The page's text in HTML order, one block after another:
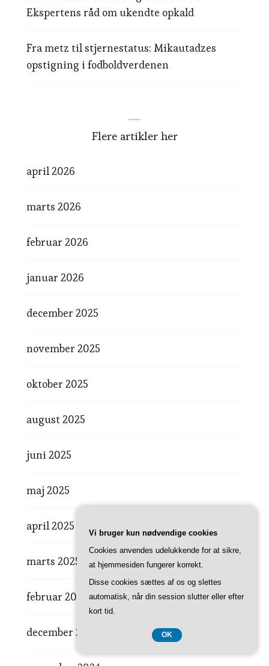
Ekspertens råd om ukendte opkald
Fra metz til stjernestatus: Mikautadzes
opstigning i fodboldverdenen
Flere artikler her
april 2026
marts 2026
februar 2026
januar 2026
december 2025
november 2025
oktober 2025
august 2025
juni 2025
maj 2025
april 2025
marts 2025
februar 2025
december 2024
Vi bruger kun nødvendige cookies
Cookies anvendes udelukkende for at sikre,
at hjemmesiden fungerer korrekt.
Disse cookies sættes af os og slettes
automatisk, når din session slutter eller efter
kort tid.
OK